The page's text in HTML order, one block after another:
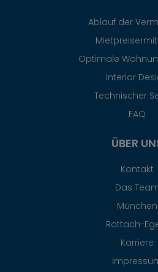
Ablauf der
Optimale
Interior
Technischer
FAQ
ÜBER
Kontakt
Das
München
Rottach-
Karriere